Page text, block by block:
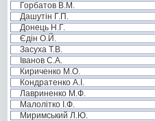
Горбатов В.М.
Дашутін Г.П.
Донець Н.Г.
Єдін О.Й.
Засуха Т.В.
Іванов С.А.
Кириченко М.О.
Кондратенко А.І.
Лавриненко М.Ф.
Малолітко І.Ф.
Миримський Л.Ю.